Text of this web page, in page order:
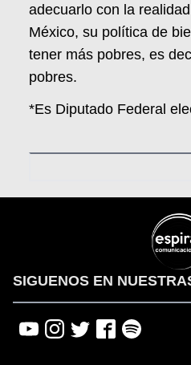
adecuarlo con la
México, su política de
tener más pobres, es
pobres.
*Es Diputado Federal
SIGUENOS EN